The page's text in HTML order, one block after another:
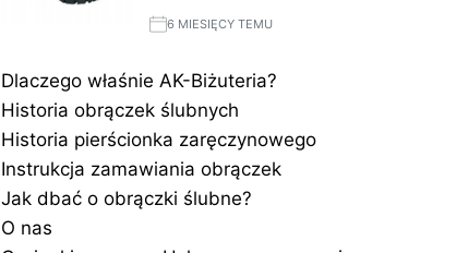
6 MIESIĘCY TEMU
Dlaczego właśnie AK-Biżuteria?
Historia obrączek ślubnych
Historia pierścionka zaręczynowego
Instrukcja zamawiania obrączek
Jak dbać o obrączki ślubne?
O nas